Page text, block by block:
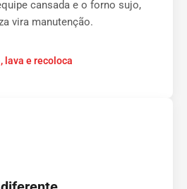
cansada e o forno sujo,
vira manutenção.
lava e recoloca